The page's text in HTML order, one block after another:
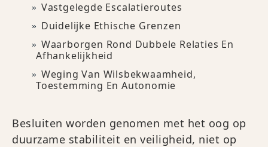
Vastgelegde Escalatieroutes
Duidelijke Ethische Grenzen
Waarborgen Rond Dubbele Relaties En
Afhankelijkheid
Weging Van Wilsbekwaamheid,
Toestemming En Autonomie
Besluiten worden genomen met het oog op
duurzame stabiliteit en veiligheid, niet op